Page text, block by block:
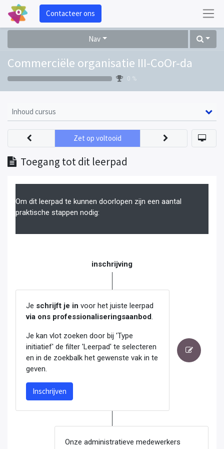
Contacteer ons
Nav
Commerciële organisatie III-CoOr-da
0 %
Inhoud cursus
Toegang tot dit leerpad
Zet op voltooid
Om dit leerpad te kunnen doorlopen zijn een aantal
praktische stappen nodig:
inschrijving
Je schrijft je in voor het juiste leerpad
via ons professionaliseringsaanbod
Je kan vlot zoeken door bij 'Type
initiatief' de filter 'Leerpad' te selecteren
en in de zoekbalk het gewenste vak in te
geven.
Inschrijven
Onze administratieve medewerkers